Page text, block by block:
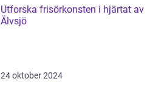
Utforska frisörkonsten i hjärtat av
Älvsjö
24 oktober 2024